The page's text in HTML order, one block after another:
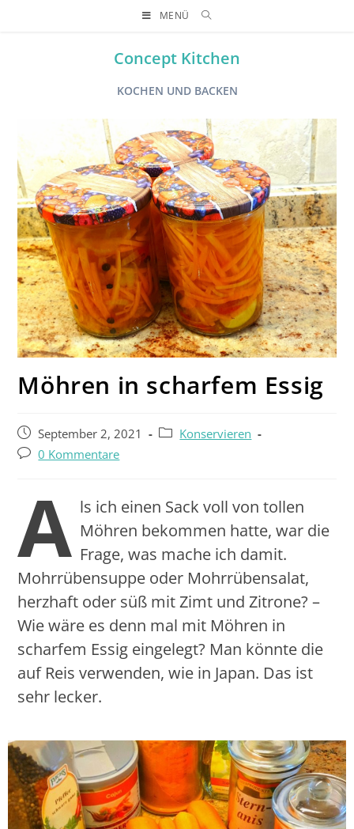
MENÜ
Concept Kitchen
KOCHEN UND BACKEN
Möhren in scharfem Essig
September 2, 2021
Konservieren
0 Kommentare
A ls ich einen Sack voll von tollen
Möhren bekommen hatte, war die
Frage, was mache ich damit.
Mohrrübensuppe oder Mohrrübensalat,
herzhaft oder süß mit Zimt und Zitrone? –
Wie wäre es denn mal mit Möhren in
scharfem Essig eingelegt? Man könnte die
auf Reis verwenden, wie in Japan. Das ist
sehr lecker.